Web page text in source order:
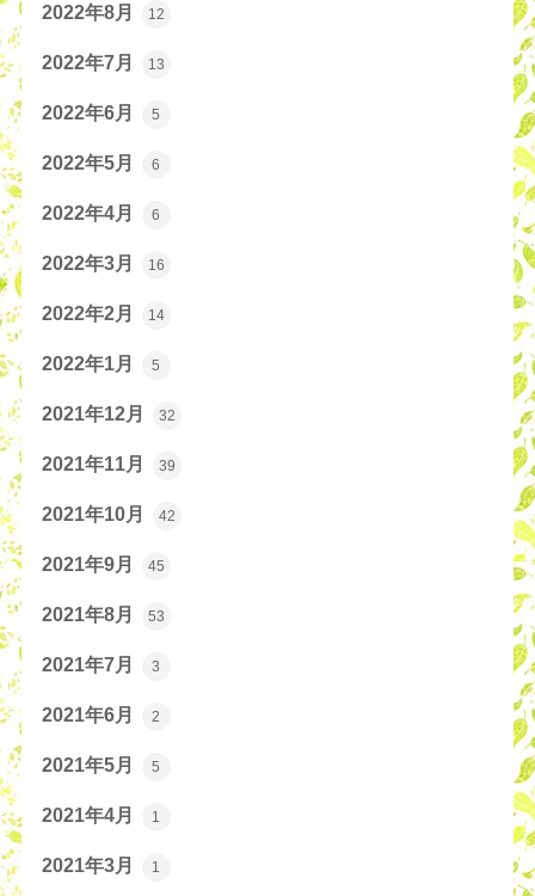
2022年8月 12
2022年7月 13
2022年6月 5
2022年5月 6
2022年4月 6
2022年3月 16
2022年2月 14
2022年1月 5
2021年12月 32
2021年11月 39
2021年10月 42
2021年9月 45
2021年8月 53
2021年7月 3
2021年6月 2
2021年5月 5
2021年4月 1
2021年3月 1